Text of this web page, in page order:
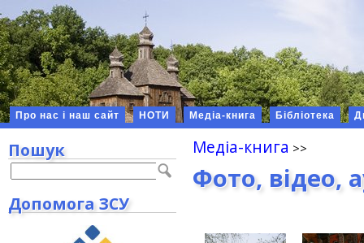
Про нас і наш сайт НОТИ Медіа-книга Бібліотека
Медіа-книга
Фото, відео,
Пошук
Допомога ЗСУ